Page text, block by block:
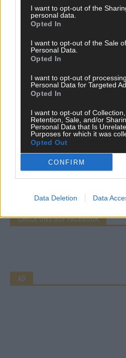
I want to opt-out of the
personal data.
Opted In
I want to opt-out of the Sale
Personal Data.
Opted In
I want to opt-out of
Personal Data for Targeted
Opted In
I want to opt-out of Collection,
Retention, Sale, and/or
Personal Data that Is
Purposes for which it was
Opted Out
CONFIRM
Data Deletion Data
KOMMENTAR
Wer zahlt, steht im Finale – ist
Abend in Bildern
Mai 2026
WERBE BEI UNS!
CHECK UNS AUF FACEBOOK
AD